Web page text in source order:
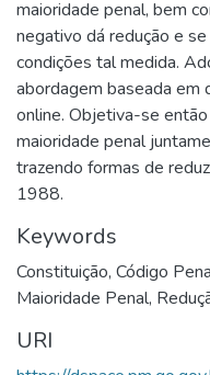
maioridade penal, bem
negativo dá redução e
condições tal medida.
abordagem baseada em
online. Objetiva-se
maioridade penal
trazendo formas de
1988.
Keywords
Constituição, Código
Maioridade Penal,
URI